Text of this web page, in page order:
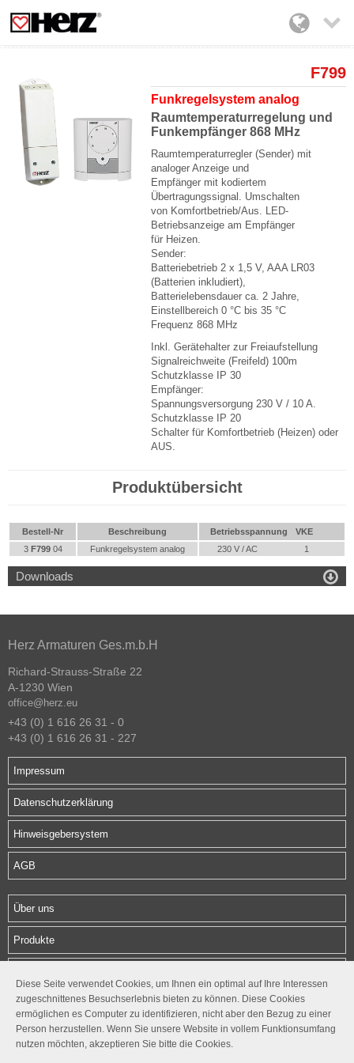
Diese Seite verwendet Cookies, um Ihnen ein optimal auf Ihre Interessen
zugeschnittenes Besuchserlebnis bieten zu können. Diese Cookies
ermöglichen es Computer zu identifizieren, nicht aber den Bezug zu einer
Person herzustellen. Wenn Sie unsere Website in vollem Funktionsumfang
nutzen möchten, akzeptieren Sie bitte die Cookies.

F799
Funkregelsystem analog
Raumtemperaturregelung und
Funkempfänger 868 MHz
Raumtemperaturregler (Sender) mit
analoger Anzeige und
Empfänger mit kodiertem
Übertragungssignal. Umschalten
von Komfortbetrieb/Aus. LED-
Betriebsanzeige am Empfänger
für Heizen.
Sender:
Batteriebetrieb 2 x 1,5 V, AAA LR03
(Batterien inkludiert),
Batterielebensdauer ca. 2 Jahre,
Einstellbereich 0 °C bis 35 °C
Frequenz 868 MHz
Inkl. Gerätehalter zur Freiaufstellung
Signalreichweite (Freifeld) 100m
Schutzklasse IP 30
Empfänger:
Spannungsversorgung 230 V / 10 A.
Schutzklasse IP 20
Schalter für Komfortbetrieb (Heizen) oder
AUS.
Produktübersicht
Bestell-Nr Beschreibung Betriebsspannung
VKE
3 F79904 Funkregelsystem analog 230 V / AC 1
Downloads 
Herz Armaturen Ges.m.b.H
Richard-Strauss-Straße 22
A-1230 Wien
office@herz.eu
+43 (0) 1 616 26 31 - 0
+43 (0) 1 616 26 31 - 227
Impressum
Datenschutzerklärung
Hinweisgebersystem
AGB
Über uns
Produkte
Kontakt
Follow us